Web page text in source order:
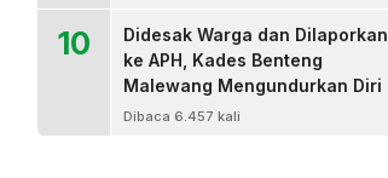
10
Didesak Warga dan Dilaporkan
ke APH, Kades Benteng
Malewang Mengundurkan Diri
Dibaca 6.457 kali